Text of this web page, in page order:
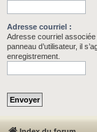
Adresse courriel :
Adresse courriel
panneau d’utilisateur, il
enregistrement.